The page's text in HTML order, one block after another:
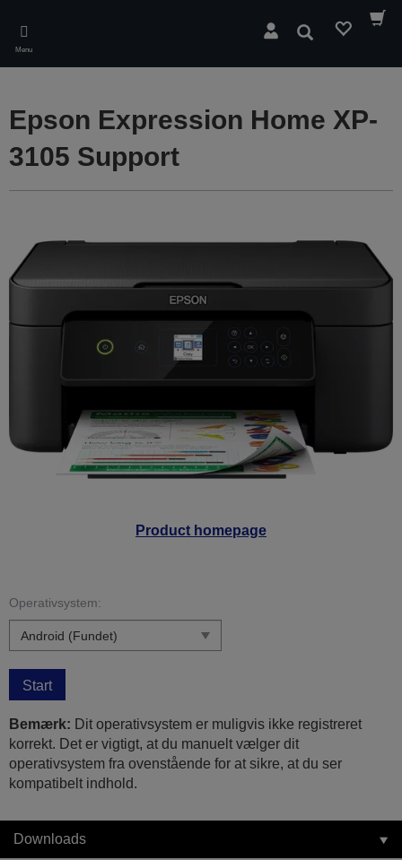
main
content
Menu
Søg
Product homepage
Epson Expression Home XP-
3105 Support
Operativsystem:
Start
Bemærk: Dit operativsystem er muligvis ikke registreret
korrekt. Det er vigtigt, at du manuelt vælger dit
operativsystem fra ovenstående for at sikre, at du ser
kompatibelt indhold.
Downloads